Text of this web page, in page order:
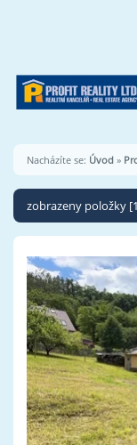
Nacházíte se: Úvod »
zobrazeny položky